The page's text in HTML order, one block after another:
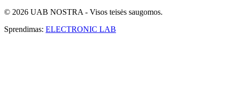
© 2026 UAB NOSTRA - Visos teisės saugomos.
Sprendimas: ELECTRONIC LAB